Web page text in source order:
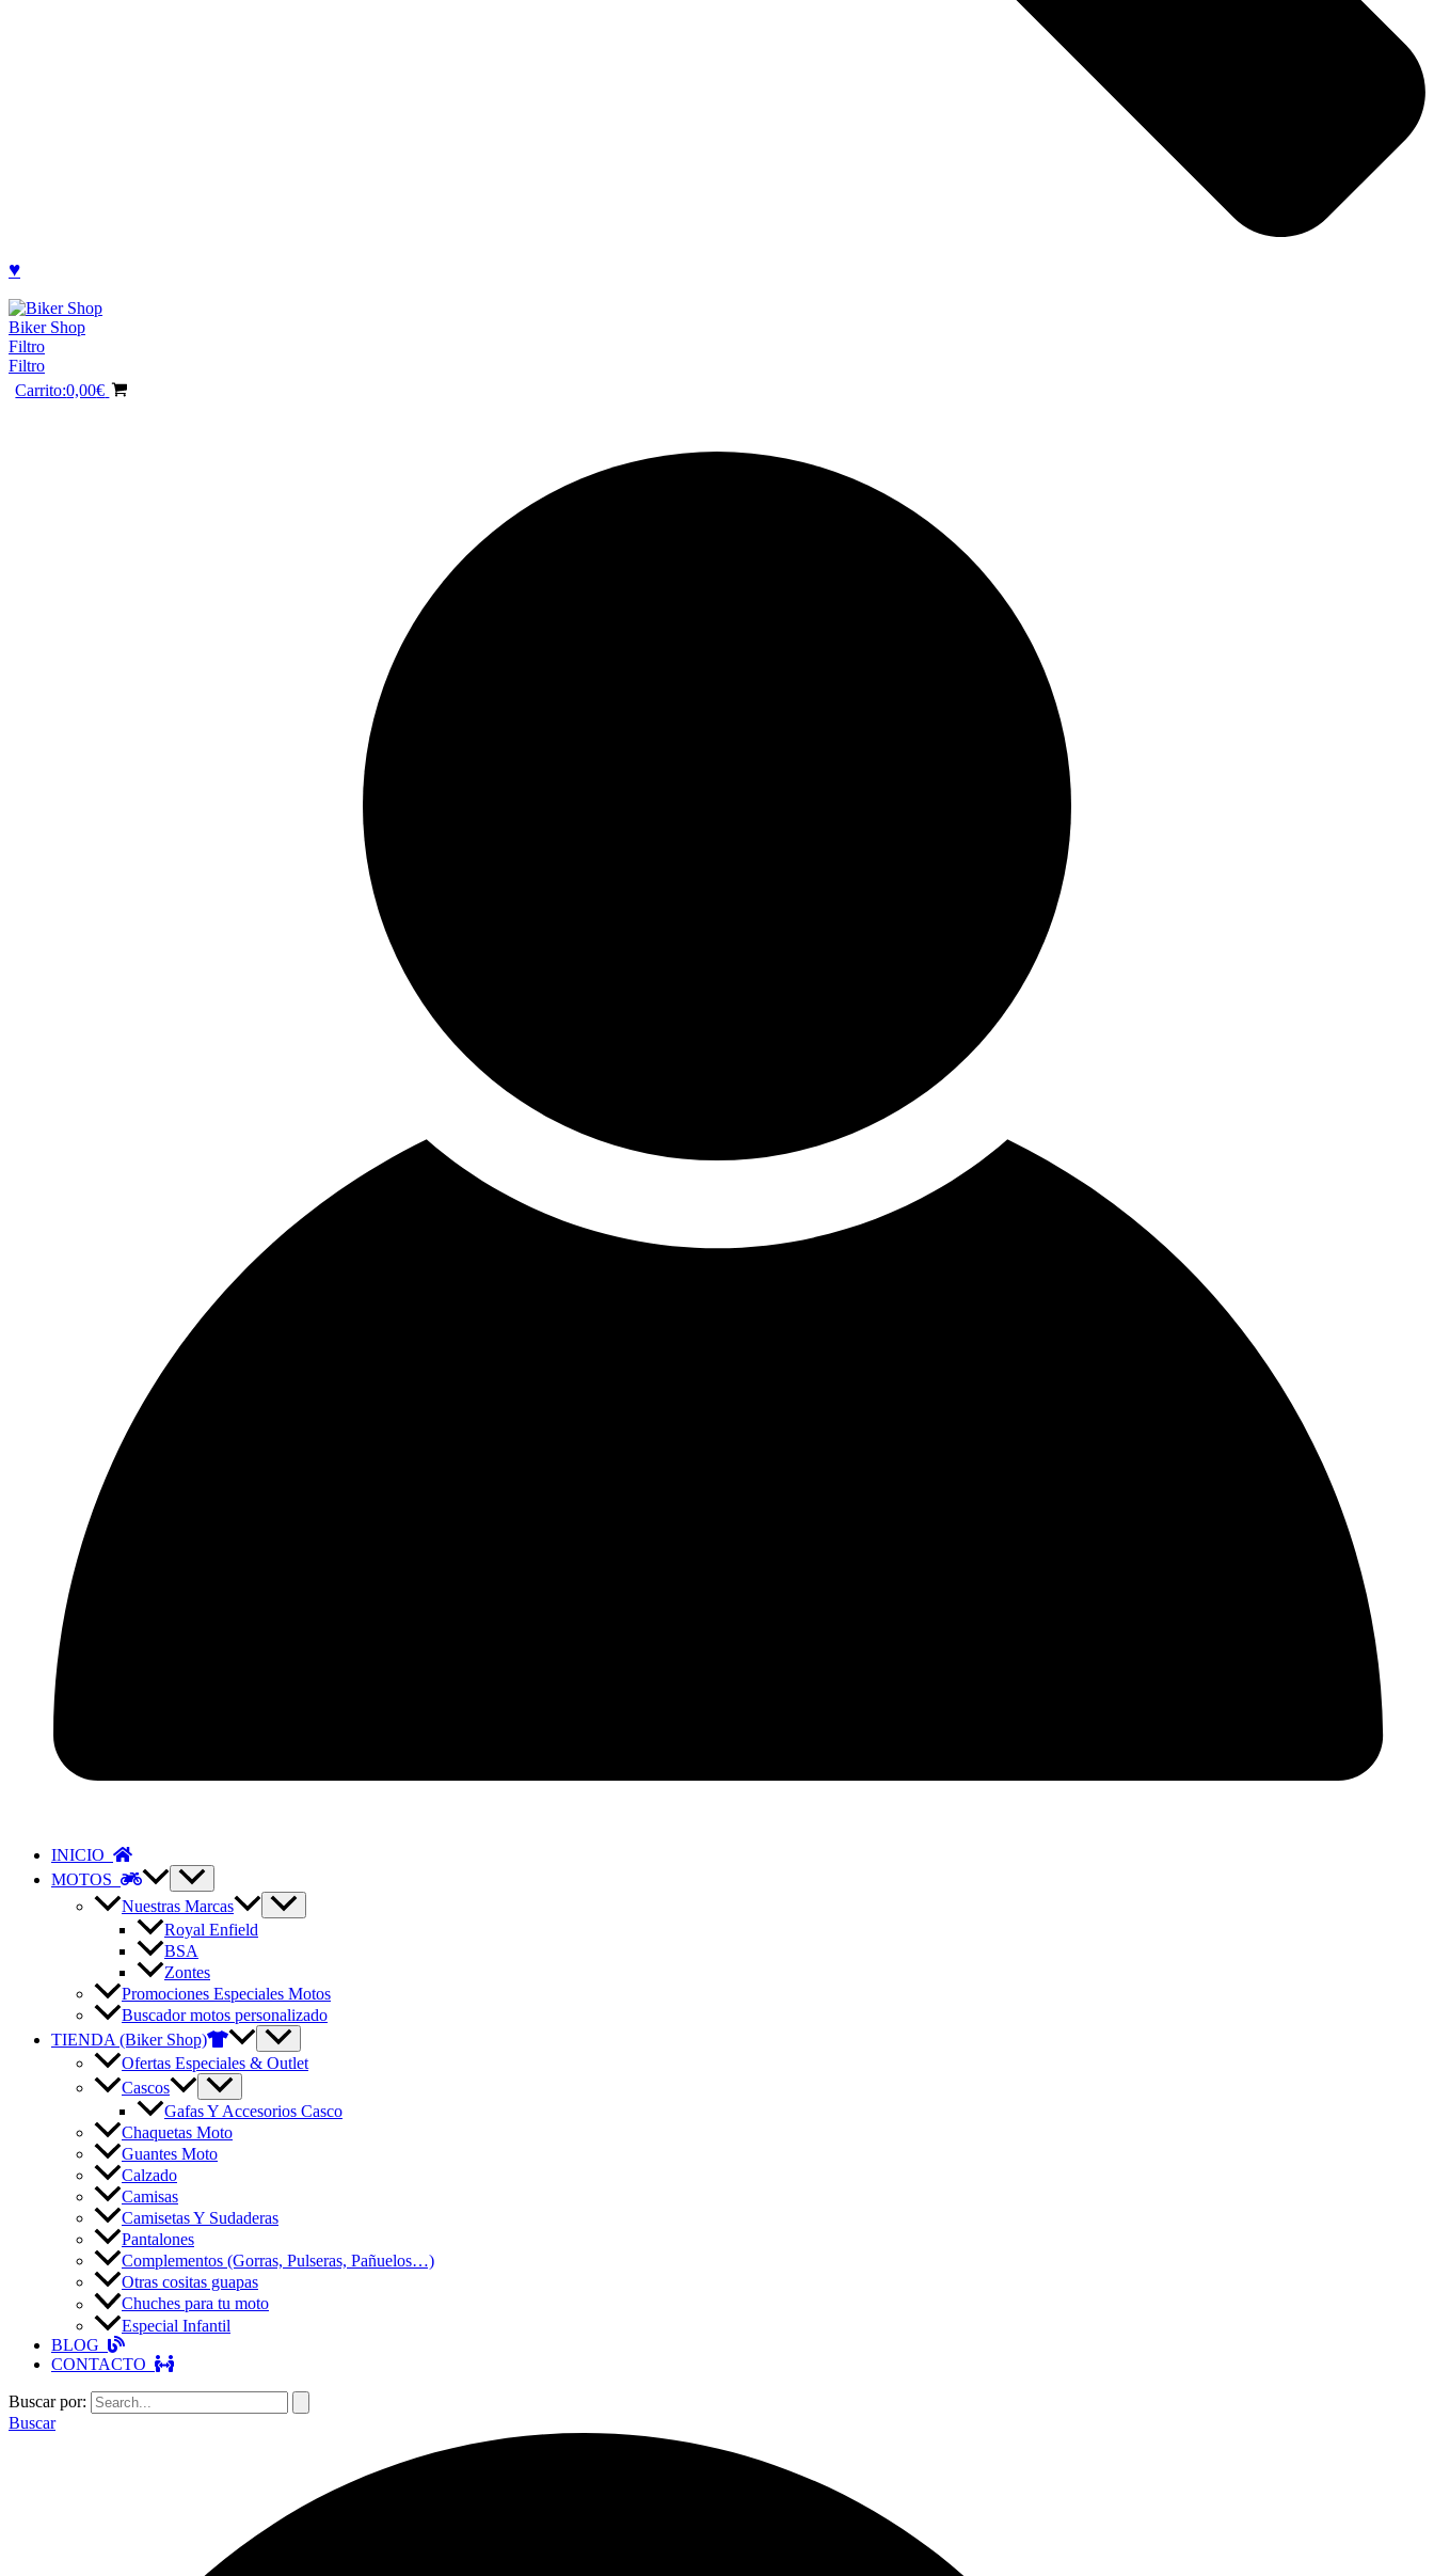
♥
Biker Shop
Filtro
Filtro
Carrito:0,00€
INICIO
MOTOS
Nuestras Marcas
Royal Enfield
BSA
Zontes
Promociones Especiales Motos
Buscador motos personalizado
TIENDA (Biker Shop)
Ofertas Especiales & Outlet
Cascos
Gafas Y Accesorios Casco
Chaquetas Moto
Guantes Moto
Calzado
Camisas
Camisetas Y Sudaderas
Pantalones
Complementos (Gorras, Pulseras, Pañuelos…)
Otras cositas guapas
Chuches para tu moto
Especial Infantil
BLOG
CONTACTO
Buscar por:
Buscar